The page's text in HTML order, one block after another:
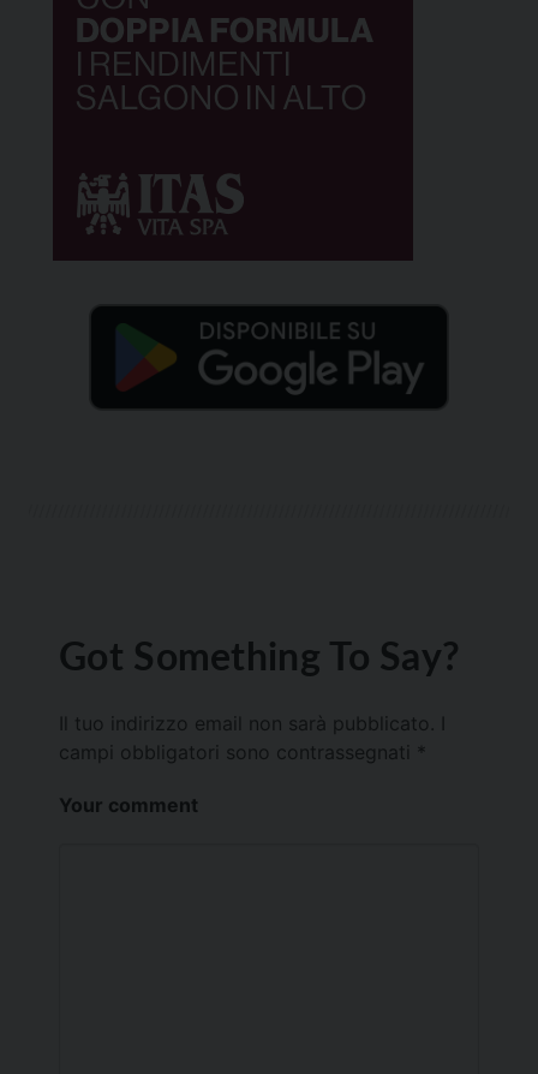
Got Something To Say?
Il tuo indirizzo email non sarà pubblicato.
campi obbligatori sono contrassegnati *
Your comment